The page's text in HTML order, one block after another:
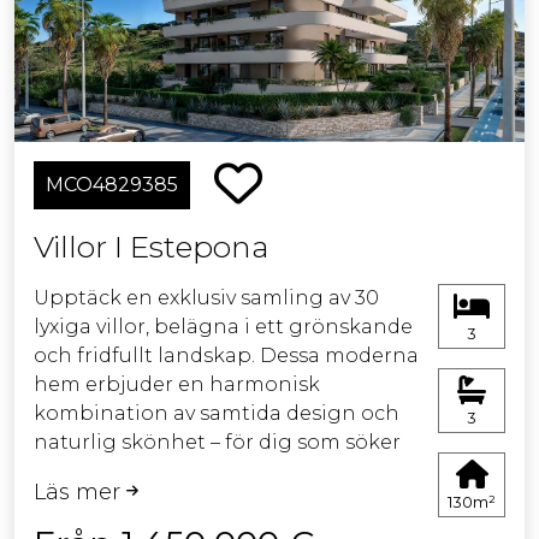
havet, Gibraltar och den afrikanska
kusten.
I området finns gemensamma
trädgårdar, en pool och ett garage
och förråd ingår i priset.
system och förinstallation för
belysning som gör dem väldigt
energieffektiva.
MCO4829385
Villor I Estepona
Upptäck en exklusiv samling av 30
lyxiga villor, belägna i ett grönskande
och fridfullt landskap. Dessa moderna
hem erbjuder en harmonisk
kombination av samtida design och
naturlig skönhet – för dig som söker
Vakna varje dag till magnifika
Läs mer
3
3
130m²